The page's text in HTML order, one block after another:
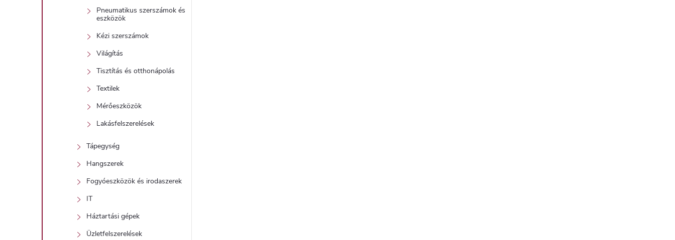
Pneumatikus szerszámok és
eszközök
Kézi szerszámok
Világítás
Tisztítás és otthonápolás
Textilek
Mérőeszközök
Lakásfelszerelések
Tápegység
Hangszerek
Fogyóeszközök és irodaszerek
IT
Háztartási gépek
Üzletfelszerelések